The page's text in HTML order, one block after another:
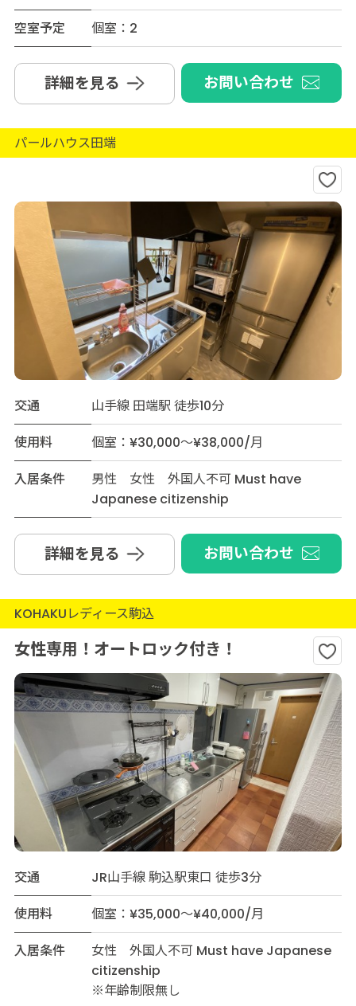
空室予定
個室：2
詳細を見る お問い合わせ
パールハウス田端
交通
山手線 田端駅 徒歩10分
使用料
個室：¥30,000～¥38,000/月
入居条件
男性 女性 外国人不可 Must have
Japanese citizenship
詳細を見る お問い合わせ
KOHAKUレディース駒込
女性専用！オートロック付き！
交通
JR山手線 駒込駅東口 徒歩3分
使用料
個室：¥35,000～¥40,000/月
入居条件
女性 外国人不可 Must have Japanese
citizenship
※年齢制限無し